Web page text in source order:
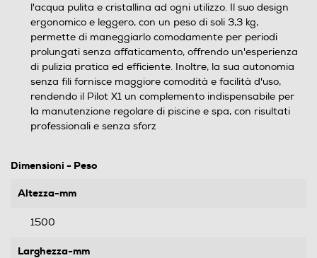
l'acqua pulita e cristallina ad ogni utilizzo. Il suo design
ergonomico e leggero, con un peso di soli 3,3 kg,
permette di maneggiarlo comodamente per periodi
prolungati senza affaticamento, offrendo un'esperienza
di pulizia pratica ed efficiente. Inoltre, la sua autonomia
senza fili fornisce maggiore comodità e facilità d'uso,
rendendo il Pilot X1 un complemento indispensabile per
la manutenzione regolare di piscine e spa, con risultati
professionali e senza sforz
Dimensioni - Peso
Altezza-mm
1500
Larghezza-mm